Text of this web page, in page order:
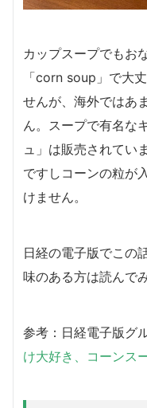
カップスープでもお
「corn soup」で大
せんが、海外ではあ
ん。スープで有名な
ュ」は販売されてい
ですしコーンの粒が
けません。
日経の電子版でこの
味のある方は読んで
参考：日経電子版グ
け大好き、コーンス